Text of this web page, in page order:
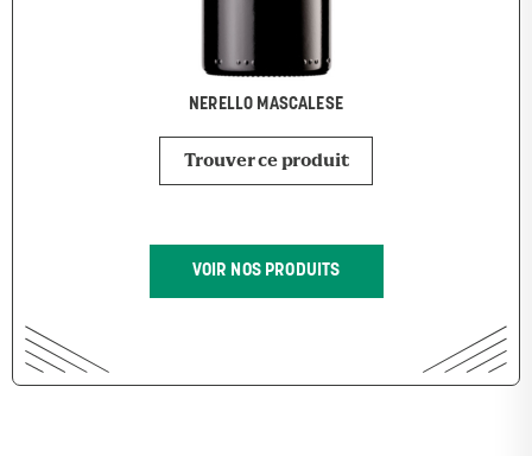
NERELLO MASCALESE
Trouver ce produit
VOIR NOS PRODUITS